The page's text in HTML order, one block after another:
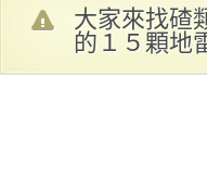
大家來找碴
的１５顆地